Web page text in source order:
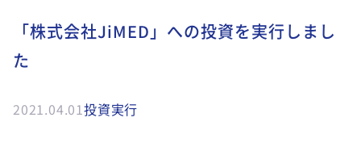
「株式会社JiMED」への投資を実行しまし
た
2021.04.01投資実行